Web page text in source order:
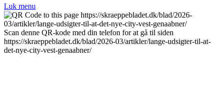
Luk menu
Scan denne QR-kode med din telefon for at gå til siden
https://skraeppebladet.dk/blad/2026-03/artikler/lange-udsigter-til-at-
det-nye-city-vest-genaabner/